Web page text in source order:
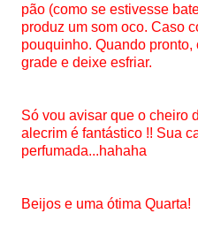
pão (como se estivesse
produz um som oco. Caso
pouquinho. Quando
grade e deixe esfriar.
Só vou avisar que o cheiro
alecrim é fantástico !! Sua
perfumada...hahaha
Beijos e uma ótima Quarta!